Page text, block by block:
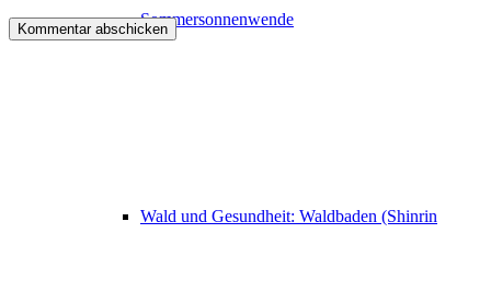
Sommersonnenwende
Wald und Gesundheit: Waldbaden (Shinrin